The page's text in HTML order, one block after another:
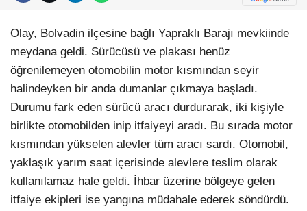
Olay, Bolvadin ilçesine bağlı Yapraklı Barajı mevkiinde
meydana geldi. Sürücüsü ve plakası henüz
öğrenilemeyen otomobilin motor kısmından seyir
halindeyken bir anda dumanlar çıkmaya başladı.
Durumu fark eden sürücü aracı durdurarak, iki kişiyle
birlikte otomobilden inip itfaiyeyi aradı. Bu sırada motor
kısmından yükselen alevler tüm aracı sardı. Otomobil,
yaklaşık yarım saat içerisinde alevlere teslim olarak
kullanılamaz hale geldi. İhbar üzerine bölgeye gelen
itfaiye ekipleri ise yangına müdahale ederek söndürdü.